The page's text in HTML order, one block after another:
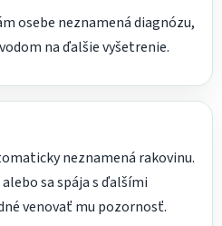
osebe neznamená diagnózu,
na ďalšie vyšetrenie.
neznamená rakovinu.
sa spája s ďalšími
venovať mu pozornosť.